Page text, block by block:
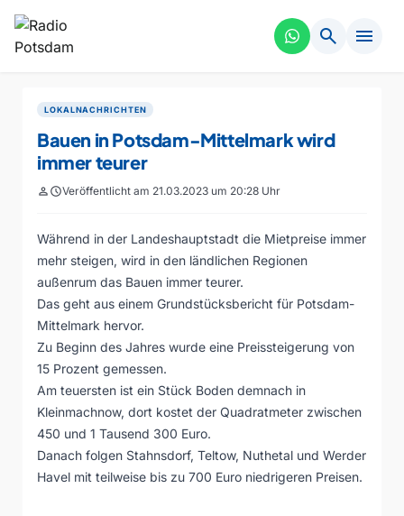
search menu
LOKALNACHRICHTEN
Bauen in Potsdam-Mittelmark wird
immer teurer
personscheduleVeröffentlicht am 21.03.2023 um 20:28 Uhr
Während in der Landeshauptstadt die Mietpreise immer
mehr steigen, wird in den ländlichen Regionen
außenrum das Bauen immer teurer.
Das geht aus einem Grundstücksbericht für Potsdam-
Mittelmark hervor.
Zu Beginn des Jahres wurde eine Preissteigerung von
15 Prozent gemessen.
Am teuersten ist ein Stück Boden demnach in
Kleinmachnow, dort kostet der Quadratmeter zwischen
450 und 1 Tausend 300 Euro.
Danach folgen Stahnsdorf, Teltow, Nuthetal und Werder
Havel mit teilweise bis zu 700 Euro niedrigeren Preisen.